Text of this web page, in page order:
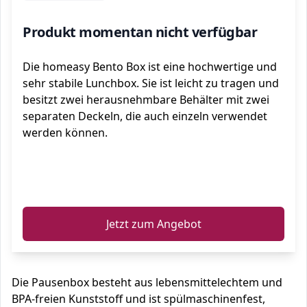
Produkt momentan nicht verfügbar
Die homeasy Bento Box ist eine hochwertige und
sehr stabile Lunchbox. Sie ist leicht zu tragen und
besitzt zwei herausnehmbare Behälter mit zwei
separaten Deckeln, die auch einzeln verwendet
werden können.
Jetzt zum Angebot
Die Pausenbox besteht aus lebensmittelechtem und
BPA-freien Kunststoff und ist spülmaschinenfest,